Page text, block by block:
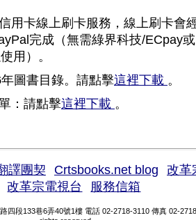
用卡線上刷卡服務，線上刷卡會
完成（無需綠界科技/ECpay或
用）。
年圖書目錄。請點擊這裡下載 。
：請點擊這裡下載 。
譯團契 Crtsbooks.net blog
改革
改革宗電視台 服務信箱
四段133巷6弄40號1樓 電話 02-2718-3110 傳真 02-